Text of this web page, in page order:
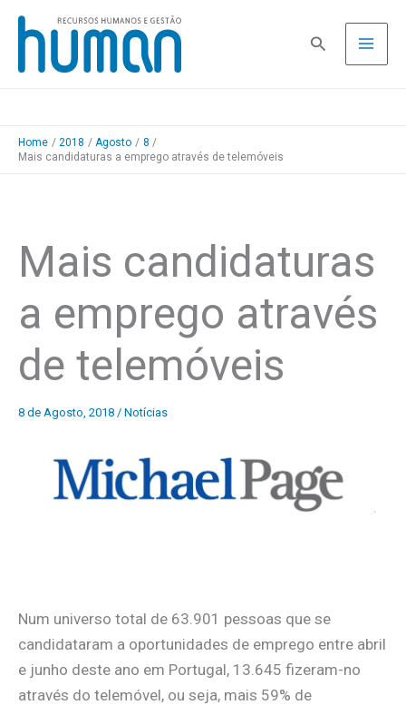
Skip
content
Pesquisa
Home 2018 Agosto
8
Mais candidaturas a emprego através de telemóveis
Mais candidaturas
a emprego através
de telemóveis
8 de Agosto, 2018 / Notícias
Num universo total de 63.901 pessoas que se
candidataram a oportunidades de emprego entre abril
e junho deste ano em Portugal, 13.645 fizeram-no
através do telemóvel, ou seja, mais 59% de